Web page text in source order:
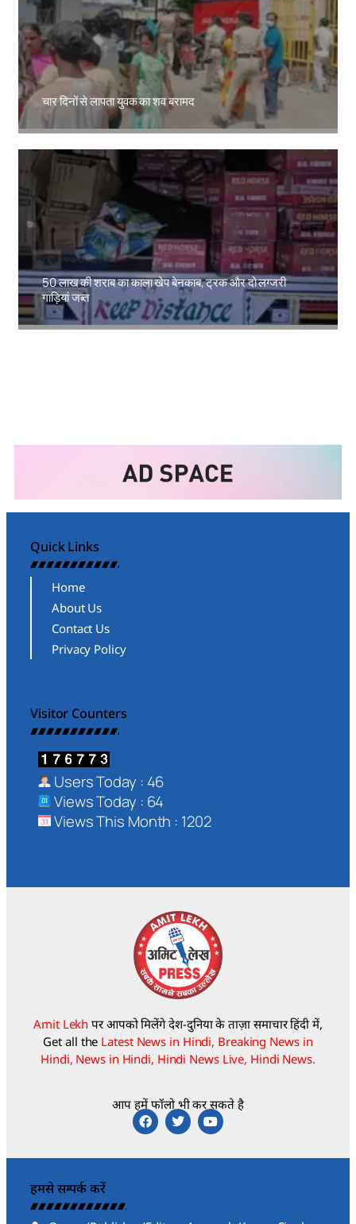
चार दिनों से लापता युवक का शव बरामद
50 लाख की शराब का काला खेप बेनकाब, ट्रक और दो लग्जरी
गाड़ियां जब्त
Amit Lekh
Quick Links
Home
About Us
Contact Us
Privacy Policy
Visitor Counters
Users Today : 46
Views Today : 64
Views This Month : 1202
Amit Lekh पर आपको मिलेंगे देश-दुनिया के ताज़ा समाचार हिंदी में,
Get all the Latest News in Hindi, Breaking News in
Hindi, News in Hindi, Hindi News Live, Hindi News.
आप हमें फॉलो भी कर सकते है
हमसे सम्पर्क करें